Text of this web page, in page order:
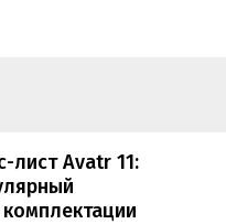
лист Avatr 11: